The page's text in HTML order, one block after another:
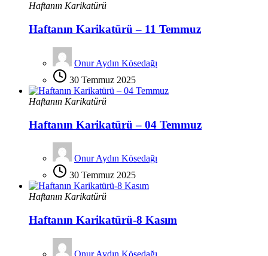
Haftanın Karikatürü
Haftanın Karikatürü – 11 Temmuz
Onur Aydın Kösedağı
30 Temmuz 2025
Haftanın Karikatürü
Haftanın Karikatürü – 04 Temmuz
Onur Aydın Kösedağı
30 Temmuz 2025
Haftanın Karikatürü
Haftanın Karikatürü-8 Kasım
Onur Aydın Kösedağı